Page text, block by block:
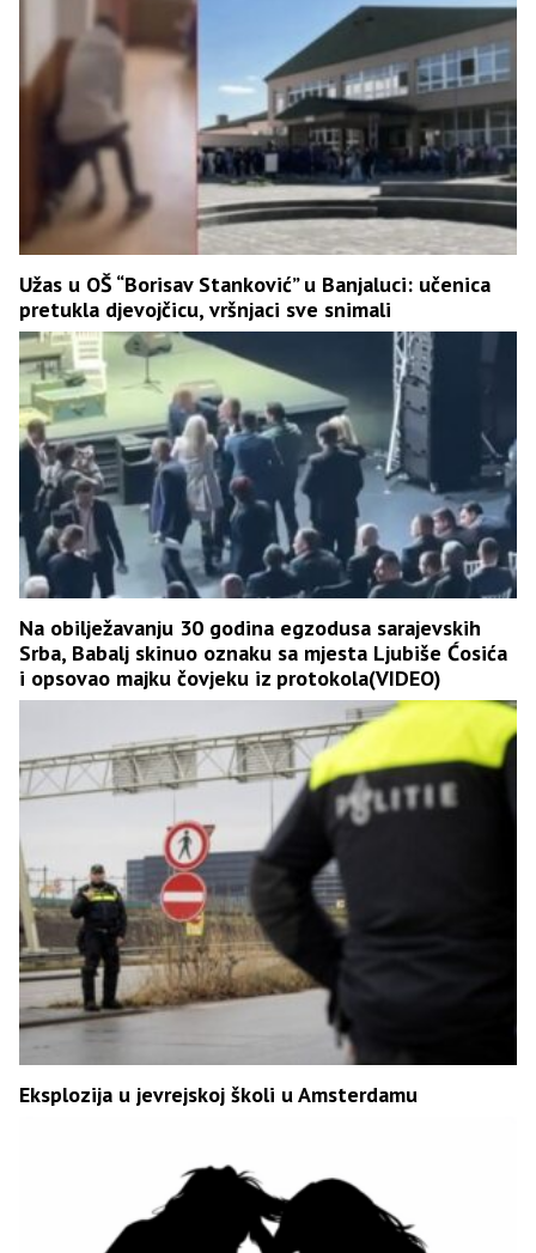
Užas u OŠ “Borisav Stanković” u Banjaluci: učenica
pretukla djevojčicu, vršnjaci sve snimali
Na obilježavanju 30 godina egzodusa sarajevskih
Srba, Babalj skinuo oznaku sa mjesta Ljubiše Ćosića
i opsovao majku čovjeku iz protokola(VIDEO)
Eksplozija u jevrejskoj školi u Amsterdamu